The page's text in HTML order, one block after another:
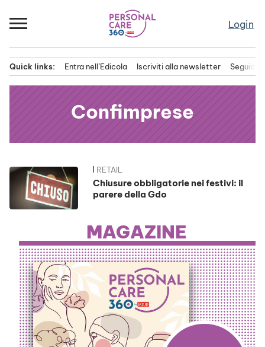
al
Login
principale
Quick links: Entra nell’Edicola Iscriviti alla newsletter Seguici
Confimprese
News RETAIL
Chiusure obbligatorie nei festivi: il
parere della Gdo
MAGAZINE